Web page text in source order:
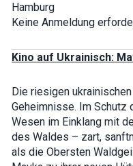
Hamburg
Keine Anmeldung
Kino auf Ukrainisch:
Die riesigen
Geheimnisse. Im Schutz
Wesen im Einklang mit
des Waldes – zart,
als die Obersten